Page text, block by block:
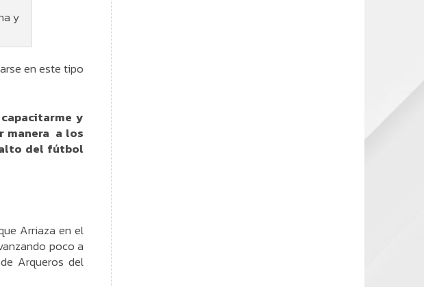
y
en este tipo
y
manera a los
alto del fútbol
Arriaza en el
poco a
Arqueros del